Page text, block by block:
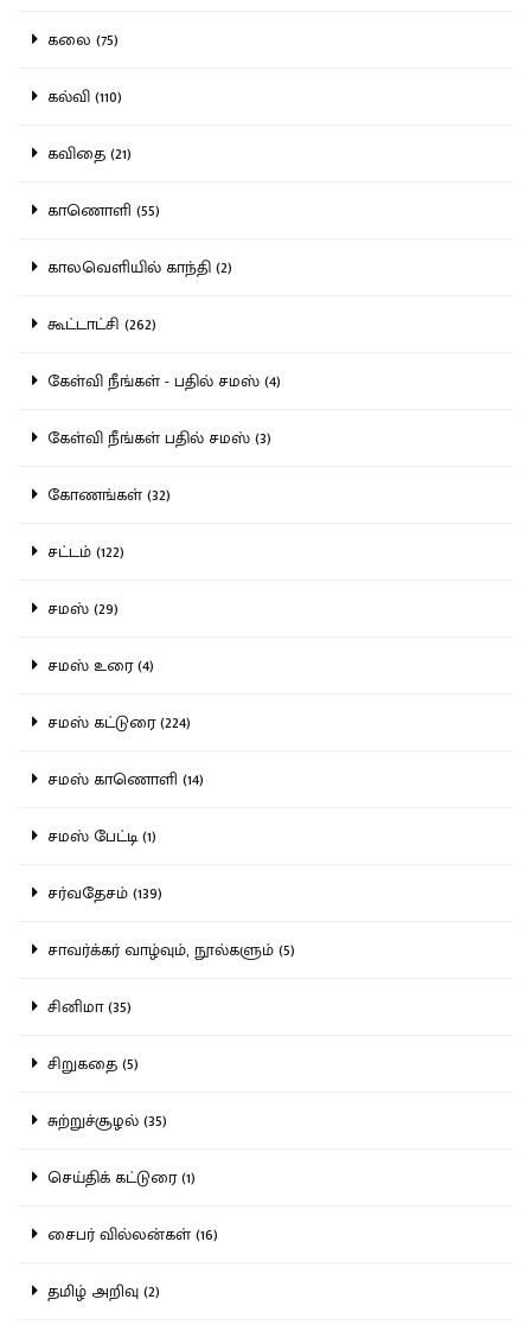
கலை (75)
கல்வி (110)
கவிதை (21)
காணொளி (55)
காலவெளியில் காந்தி (2)
கூட்டாட்சி (262)
கேள்வி நீங்கள் - பதில் சமஸ் (4)
கேள்வி நீங்கள் பதில் சமஸ் (3)
கோணங்கள் (32)
சட்டம் (122)
சமஸ் (29)
சமஸ் உரை (4)
சமஸ் கட்டுரை (224)
சமஸ் காணொளி (14)
சமஸ் பேட்டி (1)
சர்வதேசம் (139)
சாவர்க்கர் வாழ்வும், நூல்களும் (5)
சினிமா (35)
சிறுகதை (5)
சுற்றுச்சூழல் (35)
செய்திக் கட்டுரை (1)
சைபர் வில்லன்கள் (16)
தமிழ் அறிவு (2)